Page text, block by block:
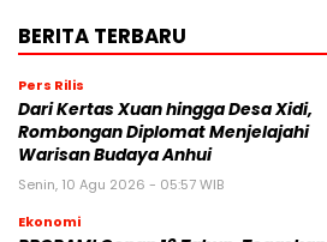
BERITA TERBARU
Pers Rilis
Dari Kertas Xuan hingga Desa Xidi,
Rombongan Diplomat Menjelajahi
Warisan Budaya Anhui
Senin, 10 Agu 2026 - 05:57 WIB
Ekonomi